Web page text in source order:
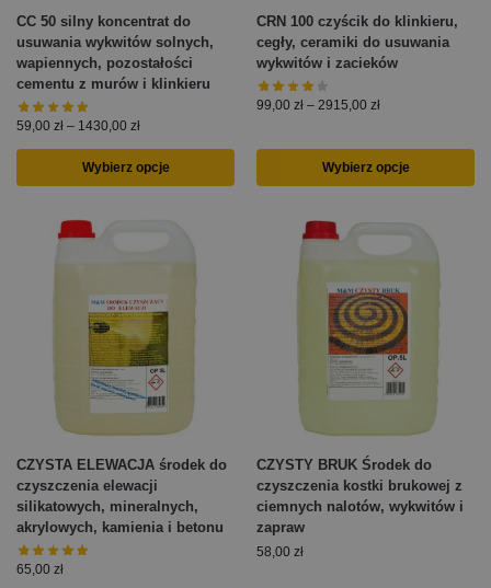
CC 50 silny koncentrat do
usuwania wykwitów solnych,
wapiennych, pozostałości
cementu z murów i klinkieru
59,00 zł – 1430,00 zł
Wybierz opcje
CRN 100 czyścik do klinkieru,
cegły, ceramiki do usuwania
wykwitów i zacieków
99,00 zł – 2915,00 zł
Wybierz opcje
CZYSTA ELEWACJA środek do
czyszczenia elewacji
silikatowych, mineralnych,
akrylowych, kamienia i betonu
65,00 zł
CZYSTY BRUK Środek do
czyszczenia kostki brukowej z
ciemnych nalotów, wykwitów i
zapraw
58,00 zł